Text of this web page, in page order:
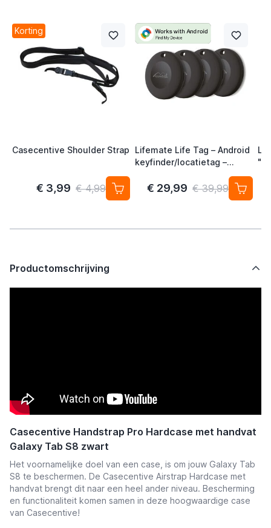
Korting
Casecentive Shoulder Strap
€ 3,99 € 4,99
Lifemate Life Tag – Android
keyfinder/locatietag –
Android/Google Find My
Device – 4-pack
€ 29,99 € 39,99
Productomschrijving
Casecentive Handstrap Pro Hardcase met handvat
Galaxy Tab S8 zwart
Het voornamelijke doel van een case, is om jouw Galaxy Tab
S8 te beschermen. De Casecentive Airstrap Hardcase met
handvat brengt dit naar een heel ander niveau. Bescherming
en functionaliteit komen samen in deze hoogwaardige case
van Casecentive!